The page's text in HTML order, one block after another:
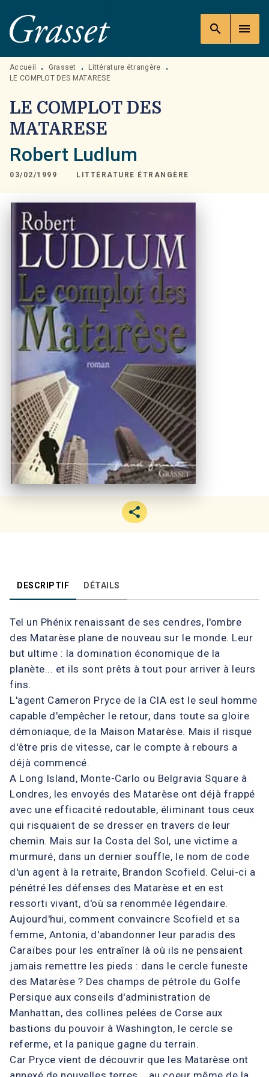
MENU RECHERCHE
PIED DE PAGE
search menu
Accueil • Grasset • Littérature étrangère
•
LE COMPLOT DES MATARESE
LE COMPLOT DES
MATARESE
Robert Ludlum
03/02/1999 LITTÉRATURE ÉTRANGÈRE
DESCRIPTIF DÉTAILS
Tel un Phénix renaissant de ses cendres, l'ombre
des Matarèse plane de nouveau sur le monde. Leur
but ultime : la domination économique de la
planète... et ils sont prêts à tout pour arriver à leurs
fins.
L'agent Cameron Pryce de la CIA est le seul homme
capable d'empêcher le retour, dans toute sa gloire
démoniaque, de la Maison Matarèse. Mais il risque
d'être pris de vitesse, car le compte à rebours a
déjà commencé.
A Long Island, Monte-Carlo ou Belgravia Square à
Londres, les envoyés des Matarèse ont déjà frappé
avec une efficacité redoutable, éliminant tous ceux
qui risquaient de se dresser en travers de leur
chemin. Mais sur la Costa del Sol, une victime a
murmuré, dans un dernier souffle, le nom de code
d'un agent à la retraite, Brandon Scofield. Celui-ci a
pénétré les défenses des Matarèse et en est
ressorti vivant, d'où sa renommée légendaire.
Aujourd'hui, comment convaincre Scofield et sa
femme, Antonia, d'abandonner leur paradis des
Caraïbes pour les entraîner là où ils ne pensaient
jamais remettre les pieds : dans le cercle funeste
des Matarèse ? Des champs de pétrole du Golfe
Persique aux conseils d'administration de
Manhattan, des collines pelées de Corse aux
bastions du pouvoir à Washington, le cercle se
referme, et la panique gagne du terrain.
Car Pryce vient de découvrir que les Matarèse ont